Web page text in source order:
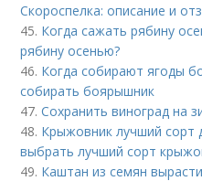
Скороспелка: описание и
45. Когда сажать рябину
рябину осенью?
46. Когда собирают ягоды
собирать боярышник
47.Сохранить виноград на
48. Крыжовник лучший сорт
выбрать лучший сорт
49. Каштан из семян